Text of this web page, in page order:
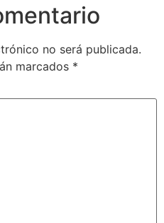
no será publicada.
marcados *